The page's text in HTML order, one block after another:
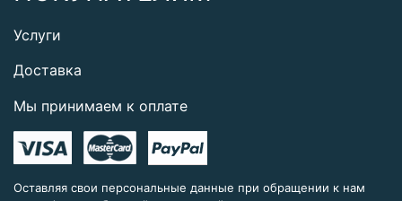
Услуги
Доставка
Мы принимаем к оплате
Оставляя свои персональные данные при обращении к нам